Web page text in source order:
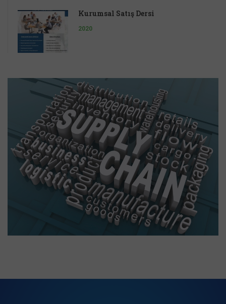
Kurumsal Satış Dersi
2020